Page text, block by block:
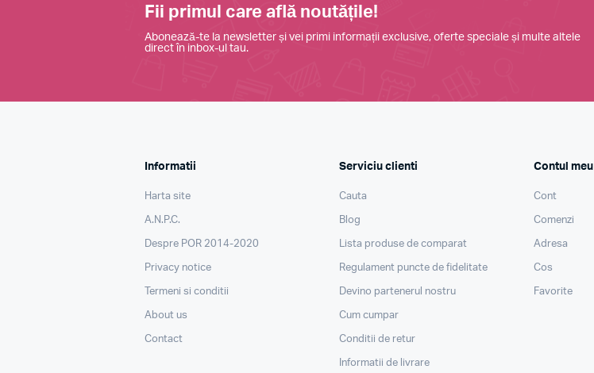
Fii primul care află noutățile!
Abonează-te la newsletter și vei primi informații exclusive, oferte speciale și multe altele
direct în inbox-ul tau.
Informatii
Harta site
A.N.P.C.
Despre POR 2014-2020
Privacy notice
Termeni si conditii
About us
Contact
Serviciu clienti
Cauta
Blog
Lista produse de comparat
Regulament puncte de fidelitate
Devino partenerul nostru
Cum cumpar
Conditii de retur
Informatii de livrare
Contul meu
Cont
Comenzi
Adresa
Cos
Favorite